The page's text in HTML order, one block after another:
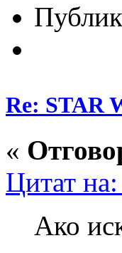
Re: STAR
«
Цитат
Ако